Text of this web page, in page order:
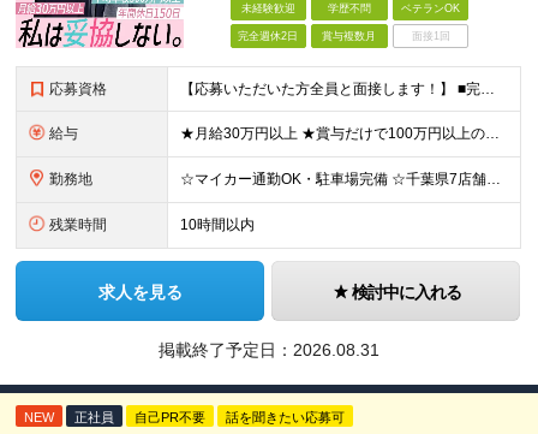
未経験歓迎 学歴不問 ベテランOK
完全週休2日 賞与複数月 面接1回
応募資格 【応募いただいた方全員と面接します！】 ■完全未経験OK ■転職回数・前職・スキル・学歴不問 ■20代～30代活躍中！ ★第二新卒も大歓迎 「新卒で入社したけど、環境が合わなくて早期に退職してしまっ
給与 ★月給30万円以上 ★賞与だけで100万円以上の支給実績も ★1年で年収1000万円のメンバー在籍 ★インセンティブで月20万円獲得した実績も 月給30万円～50万円＋賞与年1回（最大3カ月分）＋イ
勤務地 ☆マイカー通勤OK・駐車場完備 ☆千葉県7店舗で募集 ☆2026年新店舗立ち上げ店舗あり ☆転勤なし 本社、もしくは以下店舗での勤務になります。 【本社】 千葉県印旛郡酒々井町本佐倉457-2
残業時間 10時間以内
求人を見る 検討中に入れる
掲載終了予定日： 2026.08.31
NEW 正社員 自己PR不要 話を聞きたい応募可